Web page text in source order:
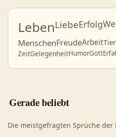
LebenLiebeErfolg
MenschenFreudeArbeit
ZeitGelegenheitHumorGott
Gerade beliebt
Die meistgefragten Sprüche der